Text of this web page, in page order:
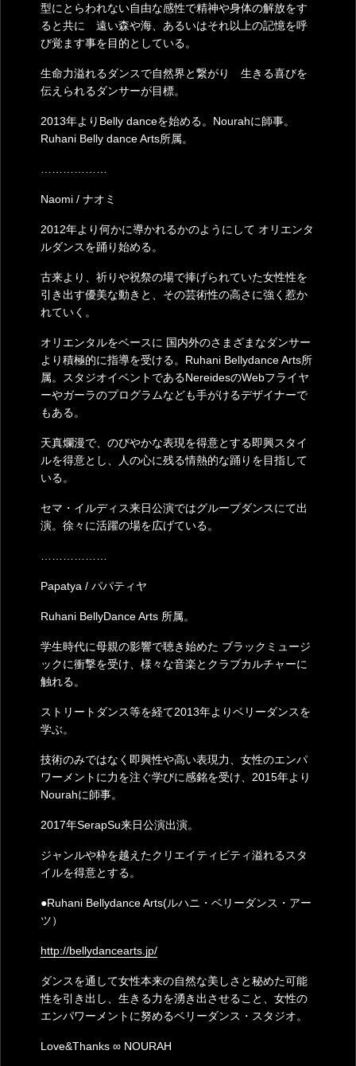
型にとらわれない自由な感性で精神や身体の解放をす
ると共に 遠い森や海、あるいはそれ以上の記憶を呼
び覚ます事を目的としている。
生命力溢れるダンスで自然界と繋がり 生きる喜びを
伝えられるダンサーが目標。
2013年よりBelly danceを始める。Nourahに師事。
Ruhani Belly dance Arts所属。
Naomi / ナオミ
2012年より何かに導かれるかのようにして オリエンタ
ルダンスを踊り始める。
古来より、祈りや祝祭の場で捧げられていた女性性を
引き出す優美な動きと、その芸術性の高さに強く惹か
れていく。
オリエンタルをベースに 国内外のさまざまなダンサー
より積極的に指導を受ける。Ruhani Bellydance Arts所
属。スタジオイベントであるNereidesのWebフライヤ
ーやガーラのプログラムなども手がけるデザイナーで
もある。
天真爛漫で、のびやかな表現を得意とする即興スタイ
ルを得意とし、人の心に残る情熱的な踊りを目指して
いる。
セマ・イルディス来日公演ではグループダンスにて出
演。徐々に活躍の場を広げている。
Papatya / パパティヤ
Ruhani BellyDance Arts 所属。
学生時代に母親の影響で聴き始めた ブラックミュージ
ックに衝撃を受け、様々な音楽とクラブカルチャーに
触れる。
ストリートダンス等を経て2013年よりベリーダンスを
学ぶ。
技術のみではなく即興性や高い表現力、女性のエンパ
ワーメントに力を注ぐ学びに感銘を受け、2015年より
Nourahに師事。
2017年SerapSu来日公演出演。
ジャンルや枠を越えたクリエイティビティ溢れるスタ
イルを得意とする。
●Ruhani Bellydance Arts(ルハニ・ベリーダンス・アー
ツ）
http://bellydancearts.jp/
ダンスを通して女性本来の自然な美しさと秘めた可能
性を引き出し、生きる力を湧き出させること、女性の
エンパワーメントに努めるベリーダンス・スタジオ。
Love&Thanks ∞ NOURAH